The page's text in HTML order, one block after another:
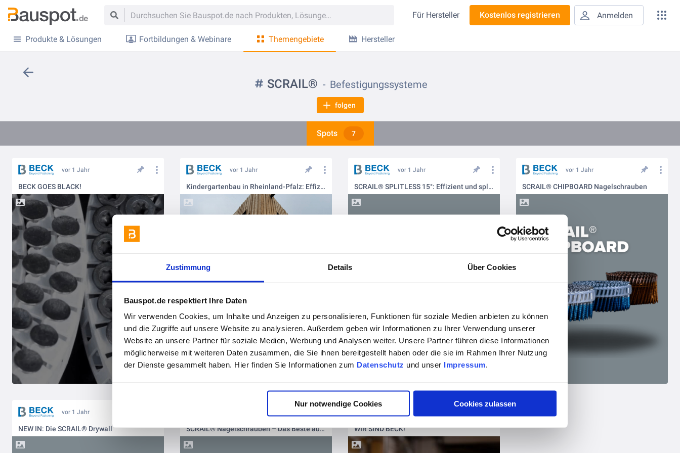
Zustimmung Details Über Cookies
Bauspot.de respektiert Ihre Daten
Wir verwenden Cookies, um Inhalte und Anzeigen zu personalisieren, Funktionen für soziale Medien anbieten zu können
und die Zugriffe auf unsere Website zu analysieren. Außerdem geben wir Informationen zu Ihrer Verwendung unserer
Website an unsere Partner für soziale Medien, Werbung und Analysen weiter. Unsere Partner führen diese Informationen
möglicherweise mit weiteren Daten zusammen, die Sie ihnen bereitgestellt haben oder die sie im Rahmen Ihrer Nutzung
der Dienste gesammelt haben. Hier finden Sie Informationen zum Datenschutz und unser Impressum.
Nur notwendige Cookies Cookies zulassen
Für Hersteller Kostenlos registrieren Anmelden
Produkte & Lösungen Fortbildungen & Webinare Themengebiete Hersteller
SCRAIL® Befestigungssysteme
folgen
Spots 7
vor 1 Jahr
BECK GOES BLACK!
vor 1 Jahr
Kindergartenbau in Rheinland-Pfalz: Effizient und splitterfrei mit SCRAIL® Splitless
vor 1 Jahr
SCRAIL® SPLITLESS 15°: Effizient und splitterfrei
vor 1 Jahr
SCRAIL® CHIPBOARD Nagelschrauben
vor 1 Jahr
NEW IN: Die SCRAIL® Drywall SCRAIL® Nagelschrauben – Das Beste aus beiden Welten 🔩🚀 WIR SIND BECK!